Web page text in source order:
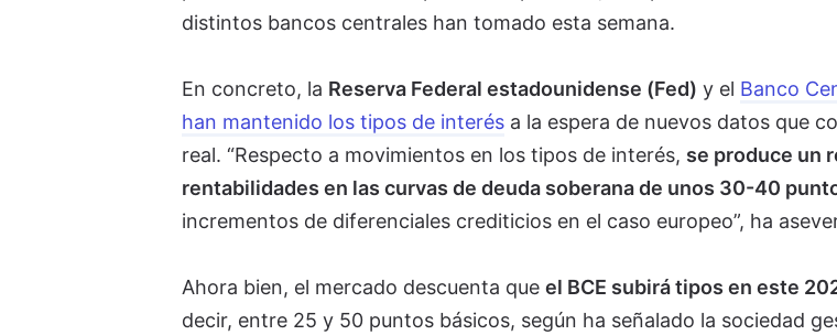
distintos bancos centrales han tomado esta semana.
En concreto, la Reserva Federal estadounidense (Fed) y el Banco
han mantenido los tipos de interésa la espera de nuevos datos que
real. “Respecto a movimientos en los tipos de interés, se produce un
rentabilidades en las curvas de deuda soberana de unos 30-40
incrementos de diferenciales crediticios en el caso europeo”, ha
Ahora bien, el mercado descuenta que el BCE subirá tipos en este
decir, entre 25 y 50 puntos básicos, según ha señalado la sociedad